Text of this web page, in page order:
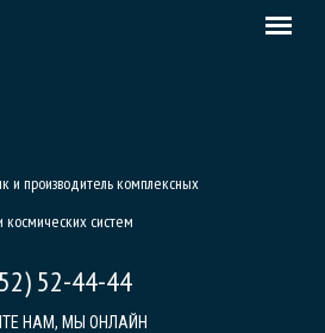
и производитель комплексных
космических систем
52-44-44
НАМ, МЫ ОНЛАЙН